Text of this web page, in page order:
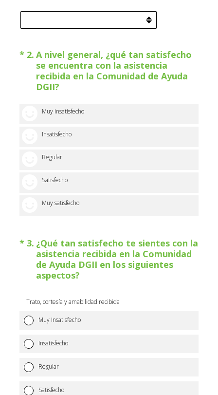
* 2. A nivel general, ¿qué tan satisfecho
se encuentra con la asistencia
recibida en la Comunidad de Ayuda
DGII?
(Obligatorio).
Muy insatisfecho
1 emoticono
Insatisfecho
2 emoticonos
Regular
3 emoticonos
Satisfecho
4 emoticonos
Muy satisfecho
5 emoticonos
* 3. ¿Qué tan satisfecho te sientes con la
asistencia recibida en la Comunidad
de Ayuda DGII en los siguientes
aspectos?
(Obligatorio).
Trato, cortesía y amabilidad recibida
Muy Insatisfecho
Insatisfecho
Regular
Satisfecho